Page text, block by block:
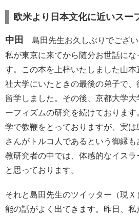
欧米より日本文化に近いスー
中田
島田先生お久しぶりでござい
私が東京に来てから随分お世話にな
す。この本を上梓いたしました山
社大学にいたときの最後の弟子で
留学しました。その後、京都大学
ーフィズムの研究を続けておりま
学で教鞭をとっておりますが、実
さんがトルコ人であるという御縁
教研究者の中では、体感的なイス
と思っております。
それと島田先生のツイッター（現Ｘ
能の話がよく出てきます。昨日、